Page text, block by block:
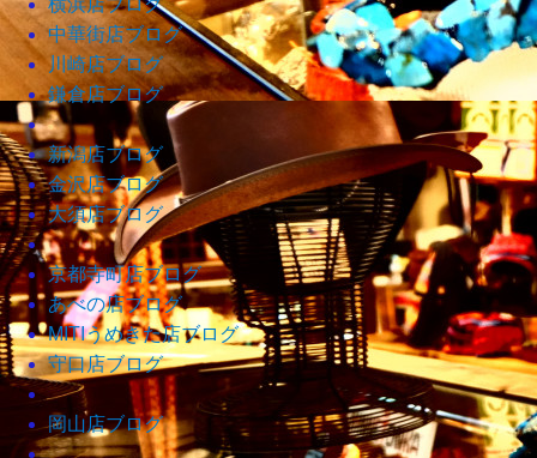
横浜店ブログ
中華街店ブログ
川崎店ブログ
鎌倉店ブログ
新潟店ブログ
金沢店ブログ
大須店ブログ
京都寺町店ブログ
あべの店ブログ
MITIうめきた店ブログ
守口店ブログ
岡山店ブログ